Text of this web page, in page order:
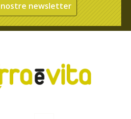
nostre newsletter